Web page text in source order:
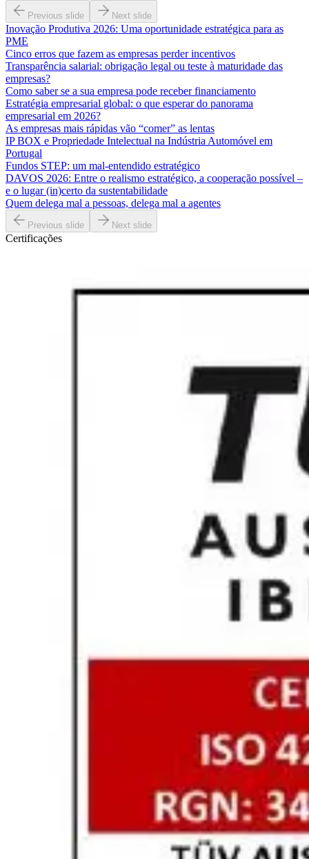
Previous slide Next slide
Inovação Produtiva 2026: Uma oportunidade estratégica para as
PME
Cinco erros que fazem as empresas perder incentivos
Transparência salarial: obrigação legal ou teste à maturidade das
empresas?
Como saber se a sua empresa pode receber financiamento
Estratégia empresarial global: o que esperar do panorama
empresarial em 2026?
As empresas mais rápidas vão “comer” as lentas
IP BOX e Propriedade Intelectual na Indústria Automóvel em
Portugal
Fundos STEP: um mal-entendido estratégico
DAVOS 2026: Entre o realismo estratégico, a cooperação possível –
e o lugar (in)certo da sustentabilidade
Quem delega mal a pessoas, delega mal a agentes
Previous slide Next slide
Certificações